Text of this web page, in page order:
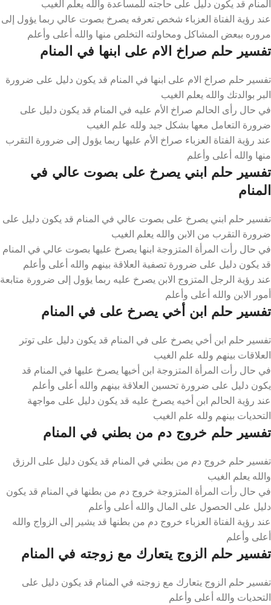
المنام قد يكون دليل على حاجته للمساعدة والله يعلم الغيب
عند رؤية الفتاة العزباء شخص تعرفه يصرخ بصوت عالي ربما يؤول إلى
مروره ببعض المشاكل ومحاولته التخلص منها والله أعلى وأعلم
تفسير حلم صراخ الام على ابنها في المنام
تفسير حلم صراخ الام على ابنها في المنام قد يكون دليل على ضرورة
البر بوالدتك والله يعلم الغيب
في حال رأى الحالم صراخ الأم عليه في المنام قد يكون دليل على
ضرورة التعامل معها بشكل جيد ولله علم الغيب
عند رؤية الفتاة العزباء صراخ الأم عليها ربما يؤول إلى ضرورة التقرب
منها والله أعلى وأعلم
تفسير حلم ابني يصرخ على بصوت عالي في
المنام
تفسير حلم ابني يصرخ على بصوت عالي في المنام قد يكون دليل على
ضرورة التقرب من الابن والله يعلم الغيب
في حال رأت المرأة المتزوجة ابنها يصرخ عليها بصوت عالي في المنام
قد يكون دليل على ضرورة تصفية العلاقة بينهم والله أعلى وأعلم
عند رؤية الرجل المتزوج الابن يصرخ عليه ربما يؤول إلى ضرورة متابعة
أمور الابن والله أعلى وأعلم
تفسير حلم ابن أخي يصرخ على في المنام
تفسير حلم ابن أخي يصرخ على في المنام قد يكون دليل على توتر
العلاقات بينهم ولله علم الغيب
في حال رأت المرأة المتزوجة ابن أخيها يصرخ عليها في المنام قد
يكون دليل على ضرورة تحسين العلاقة بينهم والله أعلى وأعلم
عند رؤية الحالم ابن أخيه يصرخ عليه قد يكون دليل على مواجهة
التحديات بينهم ولله علم الغيب
تفسير حلم خروج دم من بطني في المنام
تفسير حلم خروج دم من بطني في المنام قد يكون دليل على الرزق
والله يعلم الغيب
في حال رأت المرأة المتزوجة خروج دم من بطنها في المنام قد يكون
دليل على الحصول على المال والله أعلى وأعلم
عند رؤية الفتاة العزباء خروج دم من بطنها قد يشير إلى الزواج والله
أعلى وأعلم
تفسير حلم الزوج يتعارك مع زوجته في المنام
تفسير حلم الزوج يتعارك مع زوجته في المنام قد يكون دليل على
التحديات والله أعلى وأعلم